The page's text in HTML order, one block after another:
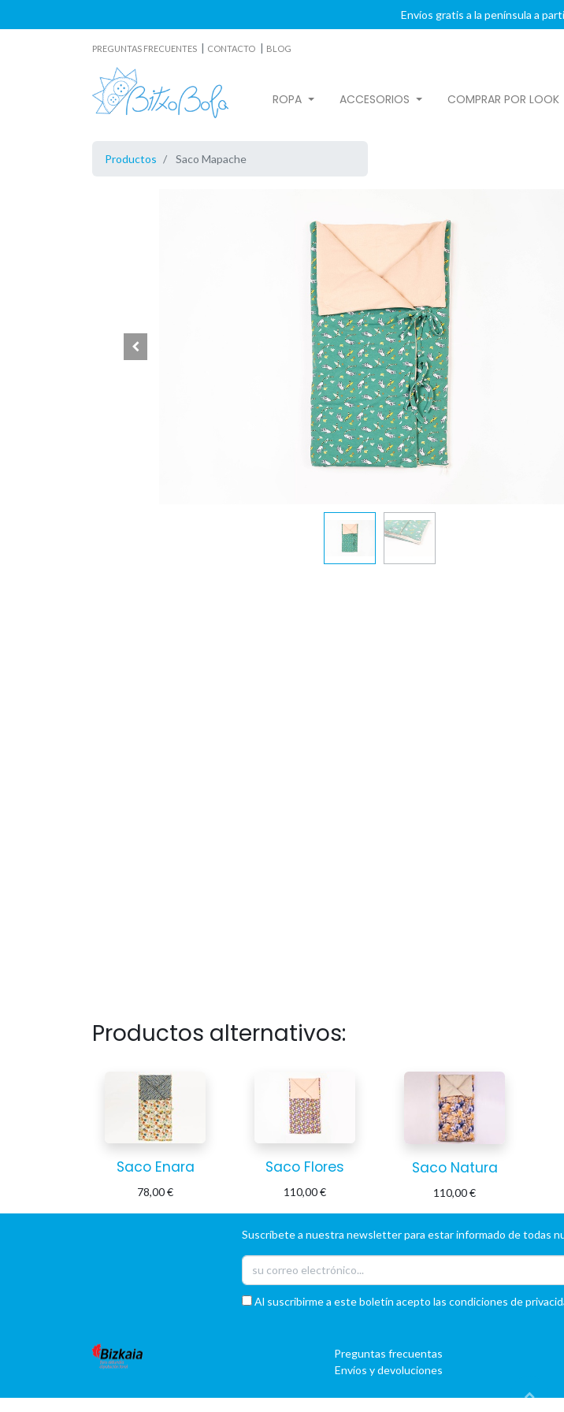
Envíos gratis a la península a
PREGUNTAS FRECUENTES | CONTACTO | BLOG
ROPA ACCESORIOS COMPRAR POR LOOK
Productos Saco Mapache
Productos alternativos:
Saco Enara
78,00€
Saco Flores
110,00€
Saco Natura
110,00€
Suscríbete a nuestra newsletter para estar informado de todas
Al suscribirme a este boletín acepto las condiciones de
Preguntas frecuentas
Envíos y devoluciones